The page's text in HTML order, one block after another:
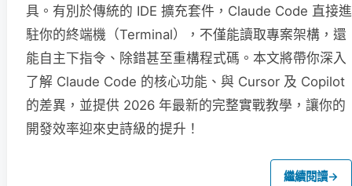
具。有別於傳統的 IDE 擴充套件，Claude Code 直接進
駐你的終端機（Terminal），不僅能讀取專案架構，還
能自主下指令、除錯甚至重構程式碼。本文將帶你深入
了解 Claude Code 的核心功能、與 Cursor 及 Copilot
的差異，並提供 2026 年最新的完整實戰教學，讓你的
開發效率迎來史詩級的提升！
繼續閱讀→